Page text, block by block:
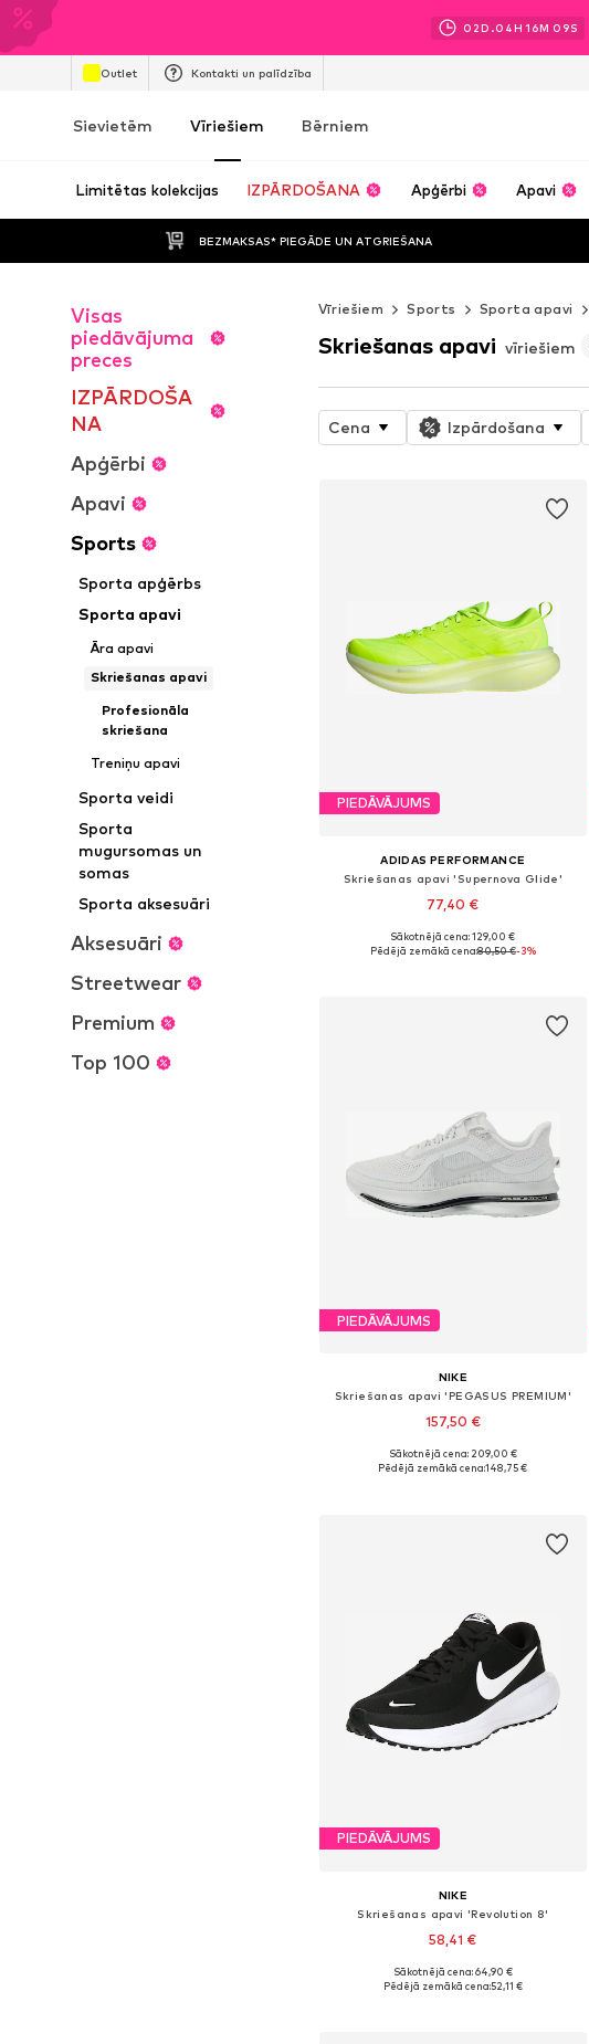
02D.04H 16M 08S
Outlet Kontakti un palīdzība
Sievietēm Vīriešiem Bērniem
Limitētas kolekcijas IZPĀRDOŠANA Apģērbi Apavi
BEZMAKSAS* PIEGĀDE UN ATGRIEŠANA
Visas
piedāvājuma
preces
IZPĀRDOŠA
NA
Apģērbi
Apavi
Sports
Sporta apģērbs
Sporta apavi
Āra apavi
Skriešanas apavi
Profesionāla
skriešana
Treniņu apavi
Sporta veidi
Sporta
mugursomas un
somas
Sporta aksesuāri
Aksesuāri
Streetwear
Premium
Top 100
Vīriešiem Sports Sporta apavi
Skriešanas apavi vīriešiem
Cena Izpārdošana
PIEDĀVĀJUMS
ADIDAS PERFORMANCE
Skriešanas apavi 'Supernova Glide'
77,40 €
+5
Pieejams daudzos izmēros
Sākotnējā cena: 129,00 €
Pēdējā zemākā cena:80,50 €-3%
PIEDĀVĀJUMS
NIKE
Skriešanas apavi 'PEGASUS PREMIUM'
157,50 €
Pieejams daudzos izmēros
Sākotnējā cena: 209,00 €
Pēdējā zemākā cena:148,75 €
PIEDĀVĀJUMS
NIKE
Skriešanas apavi 'Revolution 8'
58,41 €
Pieejams daudzos izmēros
Sākotnējā cena: 64,90 €
Pēdējā zemākā cena:52,11 €